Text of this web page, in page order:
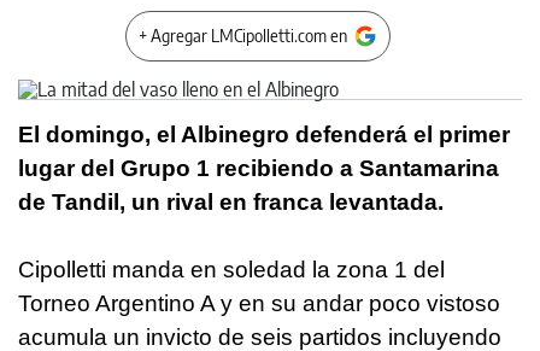
+ Agregar LMCipolletti.com en
El domingo, el Albinegro defenderá el primer
lugar del Grupo 1 recibiendo a Santamarina
de Tandil, un rival en franca levantada.
Cipolletti manda en soledad la zona 1 del
Torneo Argentino A y en su andar poco vistoso
acumula un invicto de seis partidos incluyendo